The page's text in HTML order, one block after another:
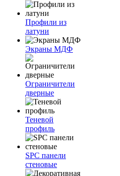
Профили из
латуни
Экраны МДФ
Ограничители
дверные
Теневой
профиль
SPC панели
стеновые